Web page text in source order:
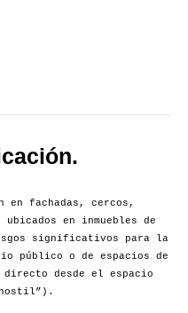
fachadas, cercos,
en inmuebles de
significativos para la
público o de espacios de
directo desde el espacio